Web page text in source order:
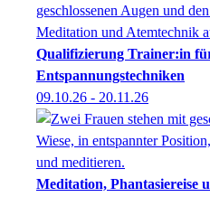
Qualifizierung Trainer:in
Entspannungstechniken
09.10.26 - 20.11.26
Meditation, Phantasiereise